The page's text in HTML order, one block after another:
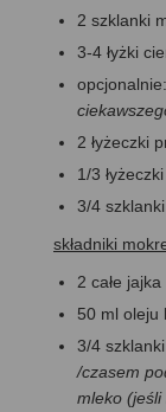
2 szklanki
3-4 łyżki
2 łyżeczki
1/3
3/4
składniki
2 całe jajka
50 ml oleju
3/4
/czasem
mleko